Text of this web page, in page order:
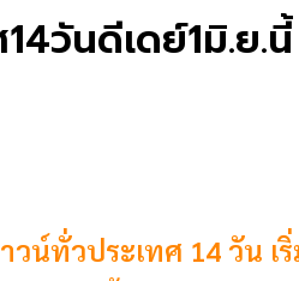
วันดีเดย์1มิ.ย.นี้
น์ทั่วประเทศ 14 วัน เ